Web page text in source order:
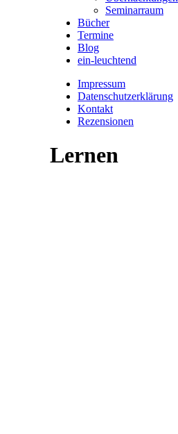
Seminarraum
Bücher
Termine
Blog
ein-leuchtend
Impressum
Datenschutzerklärung
Kontakt
Rezensionen
Lernen